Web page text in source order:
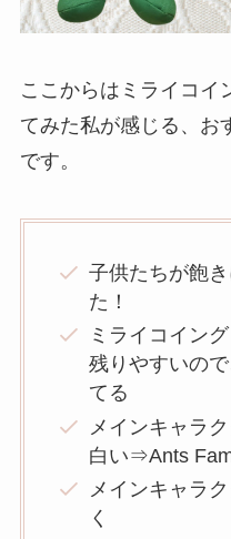
ここからはミライコイ
てみた私が感じる、お
です。
子供たちが飽
た！
ミライコイン
残りやすいの
てる
メインキャラ
白い⇒Ants
メインキャラ
く